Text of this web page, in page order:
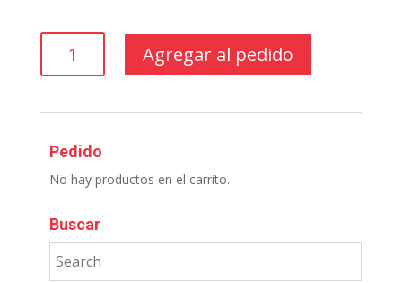
cantidad
Agregar al pedido
Pedido
No hay productos en el carrito.
Buscar